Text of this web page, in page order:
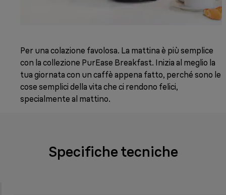
Per una colazione favolosa. La mattina è più semplice
con la collezione PurEase Breakfast. Inizia al meglio la
tua giornata con un caffè appena fatto, perché sono le
cose semplici della vita che ci rendono felici,
specialmente al mattino.
Specifiche tecniche